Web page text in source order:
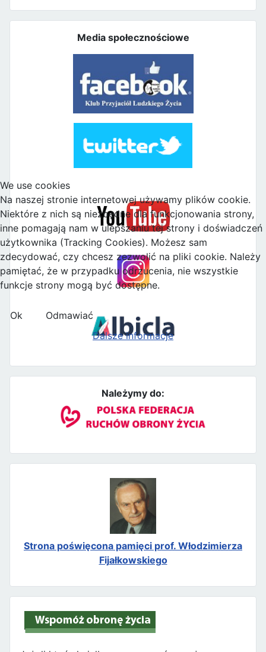
Media społecznościowe
Należymy do:
Strona poświęcona pamięci prof. Włodzimierza
Fijałkowskiego
We use cookies
Na naszej stronie internetowej używamy plików cookie.
Niektóre z nich są niezbędne dla funkcjonowania strony,
inne pomagają nam w ulepszaniu tej strony i doświadczeń
użytkownika (Tracking Cookies). Możesz sam
zdecydować, czy chcesz zezwolić na pliki cookie. Należy
pamiętać, że w przypadku odrzucenia, nie wszystkie
funkcje strony mogą być dostępne.
Ok
Odmawiać
Dalsze informacje